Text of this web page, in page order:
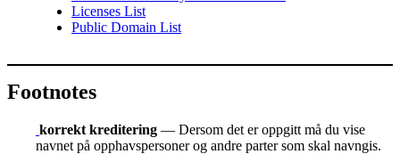
Licenses List
Public Domain List
Footnotes
korrekt kreditering — Dersom det er oppgitt må du vise
navnet på opphavspersoner og andre parter som skal navngis.